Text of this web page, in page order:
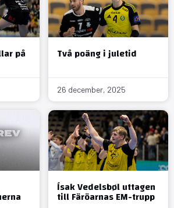
på Två poäng i juletid
26 december, 2025
Ísak Vedelsbøl uttagen
till Färöarnas EM-trupp